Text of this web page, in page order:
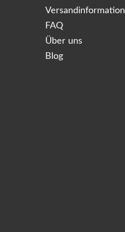
FAQ
Über uns
Blog